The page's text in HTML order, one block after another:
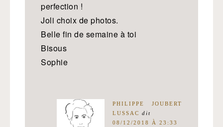
perfection !
Joli choix de photos.
Belle fin de semaine à toi
Bisous
Sophie
PHILIPPE JOUBERT
LUSSAC dit
08/12/2018 À 23:33